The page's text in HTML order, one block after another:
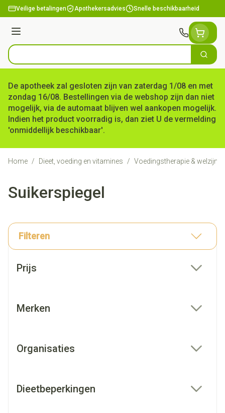
Ga naar de inhoud
Veilige betalingen Apothekersadvies Snelle beschikbaarheid
Menu
Product, merk, categorie... Zoek
De apotheek zal gesloten zijn van zaterdag 1/08 en met
zondag 16/08. Bestellingen via de webshop zijn dan niet
mogelijk, via de automaat blijven wel aankopen mogelijk.
Indien het product voorradig is, dan ziet U de vermelding
'onmiddellijk beschikbaar'.
Home / Dieet, voeding en vitamines / Voedingstherapie & welzijn
Suikerspiegel
Filteren
Prijs
Merken
Organisaties
Dieetbeperkingen